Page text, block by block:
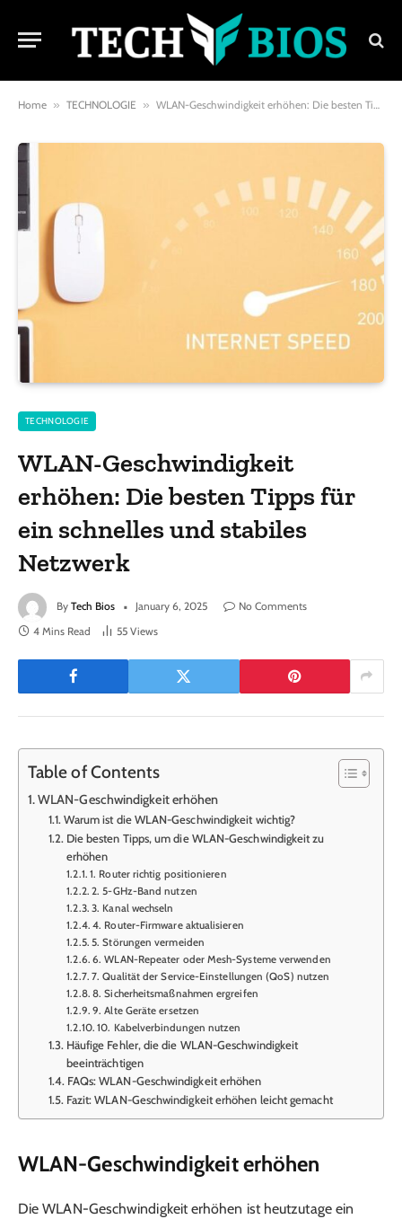
Home » TECHNOLOGIE » WLAN-Geschwindigkeit erhöhen: Die besten Tipps für ein schnelles und stabiles Netzwerk
TECHNOLOGIE
WLAN-Geschwindigkeit
erhöhen: Die besten Tipps für
ein schnelles und stabiles
Netzwerk
By Tech Bios January 6, 2025
No Comments
4 Mins Read
55 Views
Table of Contents
WLAN-Geschwindigkeit erhöhen
Warum ist die WLAN-Geschwindigkeit wichtig?
Die besten Tipps, um die WLAN-Geschwindigkeit zu
erhöhen
1. Router richtig positionieren
2. 5-GHz-Band nutzen
3. Kanal wechseln
4. Router-Firmware aktualisieren
5. Störungen vermeiden
6. WLAN-Repeater oder Mesh-Systeme verwenden
7. Qualität der Service-Einstellungen (QoS) nutzen
8. Sicherheitsmaßnahmen ergreifen
9. Alte Geräte ersetzen
10. Kabelverbindungen nutzen
Häufige Fehler, die die WLAN-Geschwindigkeit
beeinträchtigen
FAQs: WLAN-Geschwindigkeit erhöhen
Fazit: WLAN-Geschwindigkeit erhöhen leicht gemacht
WLAN-Geschwindigkeit erhöhen
Die WLAN-Geschwindigkeit erhöhen ist heutzutage ein